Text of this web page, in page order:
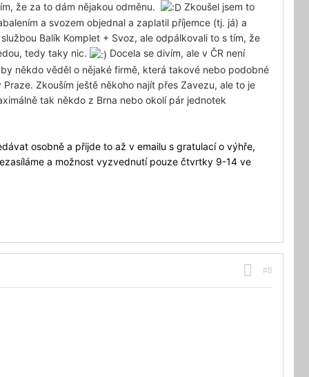
že za to dám nějakou odměnu.
Zkoušel jsem to
a svozem objednal a zaplatil příjemce (tj. já) a
Balík Komplet + Svoz, ale odpálkovali to s tím, že
tedy taky nic.
Docela se divím, ale v ČR není
někdo věděl o nějaké firmě, která takové nebo podobné
Zkouším ještě někoho najít přes Zavezu, ale to je
tak někdo z Brna nebo okolí pár jednotek
osobně a přijde to až v emailu s gratulací o výhře,
a možnost vyzvednutí pouze čtvrtky 9-14 ve
#8